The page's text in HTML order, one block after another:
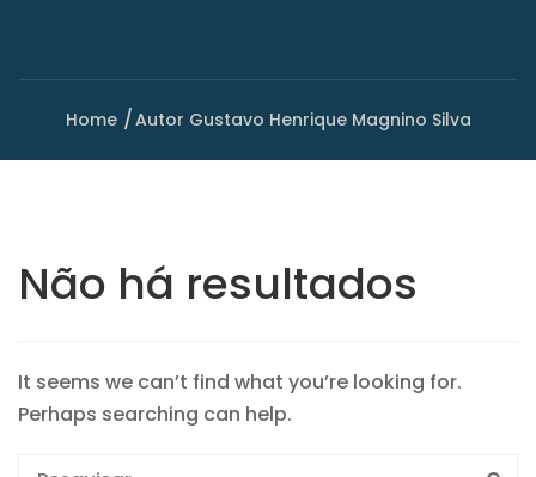
Home Autor Gustavo Henrique Magnino Silva
Não há resultados
It seems we can’t find what you’re looking for.
Perhaps searching can help.